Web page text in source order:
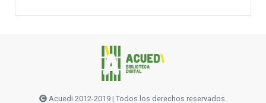
Acuedi 2012-2019 | Todos los derechos reservados.